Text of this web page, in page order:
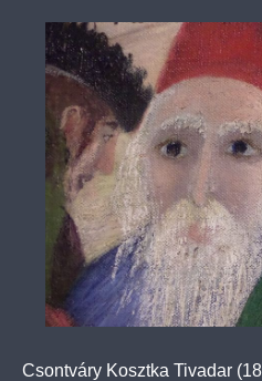
Csontváry Kosztka Tivadar